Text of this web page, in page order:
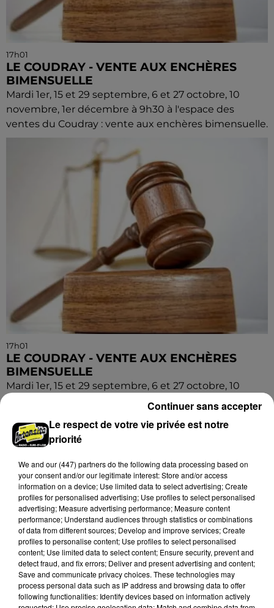
17h01
LE COUDRAY - VENTE AUX ENCHÈRES
BIMENSUELLE
Mardi 1er, 15 et 29 septembre, 6 et 27 octobre, 10
novembre, 1er décembre à 9h30 à l'espace des
ventes du Coudray : vente aux enchères bimensuelle.
17h01
LE COUDRAY - VENTE AUX ENCHÈRES
BIMENSUELLE
Mardi 1er, 15 et 29 septembre, 6 et 27 octobre, 10
novembre, 1er décembre à 9h30 à l'espace des
ventes du Coudray : vente aux enchères bimensuelle.
Le respect de votre vie privée est notre
priorité
We and our (447) partnersdo the following data processing based on
your consent and/or our legitimate interest: Store and/or access
information on a device; Use limited data to select advertising; Create
profiles for personalised advertising; Use profiles to select personalised
advertising; Measure advertising performance; Measure content
performance; Understand audiences through statistics or combinations
of data from different sources; Develop and improve services; Create
profiles to personalise content; Use profiles to select personalised
content; Use limited data to select content; Ensure security, prevent and
detect fraud, and fix errors; Deliver and present advertising and content;
Save and communicate privacy choices. These technologies may
process personal data such as IP address and browsing data to offer
following functionalities: Identify devices based on information actively
Continuer sans accepter